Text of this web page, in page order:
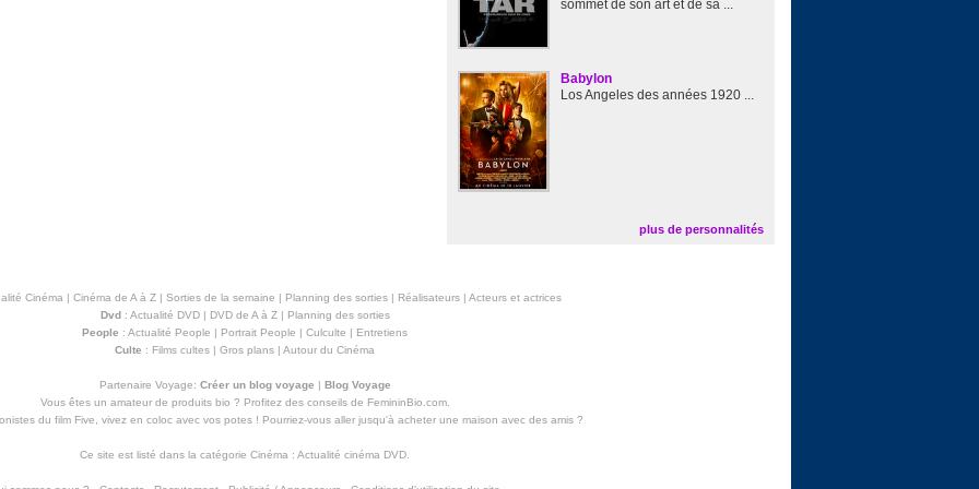
sommet de son art et de sa ...
Babylon
Los Angeles des années 1920 ...
plus de personnalités
Cinéma | Cinéma de A à Z| Sorties de la semaine | Planning des sorties| Réalisateurs| Acteurs et actrices
Dvd: Actualité DVD| DVD de A à Z| Planning des sorties
People : Actualité People | Portrait People | Culculte | Entretiens
Culte : Films cultes | Gros plans | Autour du Cinéma
Partenaire Voyage: Créer un blog voyage | Blog Voyage
Vous êtes un amateur de produits bio ? Profitez des conseils de FemininBio.com.
du film Five, vivez en coloc avec vos potes ! Pourriez-vous aller jusqu'à acheter une maison avec des amis?
Ce site est listé dans la catégorie Cinéma : Actualité cinéma DVD